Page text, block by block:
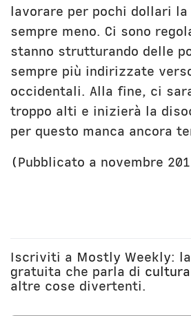
lavorare per pochi dollari
sempre meno. Ci sono
stanno strutturando delle
sempre più indirizzate
occidentali. Alla fine, ci
troppo alti e inizierà la
per questo manca ancora
(Pubblicato a novembre
Iscriviti a Mostly Weekly:
gratuita che parla di
altre cose divertenti.